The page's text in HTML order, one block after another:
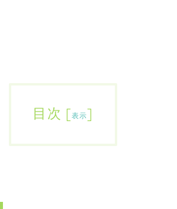
目次 [表示]